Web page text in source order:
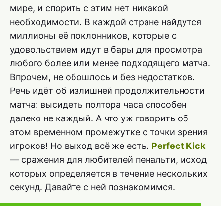
мире, и спорить с этим нет никакой
необходимости. В каждой стране найдутся
миллионы её поклонников, которые с
удовольствием идут в бары для просмотра
любого более или менее подходящего матча.
Впрочем, не обошлось и без недостатков.
Речь идёт об излишней продолжительности
матча: высидеть полтора часа способен
далеко не каждый. А что уж говорить об
этом временном промежутке с точки зрения
игроков! Но выход всё же есть. Perfect Kick
— сражения для любителей пенальти, исход
которых определяется в течение нескольких
секунд. Давайте с ней познакомимся.